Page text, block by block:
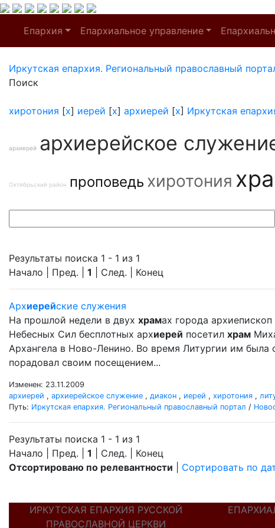
Епархия Епархиальное управление
Иркутская епархия. Региональный православный
Поиск
хиротония [x] иерей [x] архиерей [x] Иркутская
архиерей архиерейское
Октябрьский район проповедь хиротония
Результаты поиска 1 - 1 из 1
Начало | Пред. | 1 | След. | Конец
Архиерейские служения
На прошлой недели в двух храмах города
Небесных Сил бесплотных архиерей посетил храм
Архангела в Ново-Ленино. Во время Литургии им была
порадовал своим посещением...
Изменен: 23.11.2009
архиерей , архиерейское служение , диакон , иерей , хиротония ,
Путь: Иркутская епархия. Региональный православный портал /
Результаты поиска 1 - 1 из 1
Начало | Пред. | 1 | След. | Конец
Отсортировано по релевантности
Сортировать по
ИРКУТСКАЯ ЕПАРХИЯ РУССКОЙ
ПРАВОСЛАВНОЙ ЦЕРКВИ